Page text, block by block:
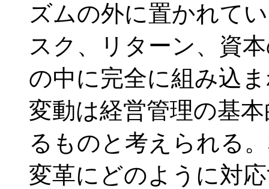
ズムの外に置かれて
スク、リターン、資
の中に完全に組み込
変動は経営管理の基
るものと考えられる
変革にどのように対